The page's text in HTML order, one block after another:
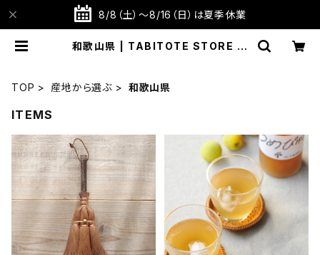
8/8（土）～8/16（日）は夏季休業
和歌山県 | TABITOTE STORE 旅
TOP 産地から選ぶ 和歌山県
ITEMS